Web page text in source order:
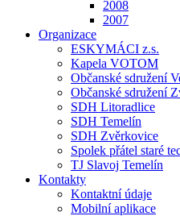
2008
2007
Organizace
ESKYMÁCI z.s.
Kapela VOTOM
Občanské sdružení
Občanské sdružení
SDH Litoradlice
SDH Temelín
SDH Zvěrkovice
Spolek přátel staré
TJ Slavoj Temelín
Kontakty
Kontaktní údaje
Mobilní aplikace